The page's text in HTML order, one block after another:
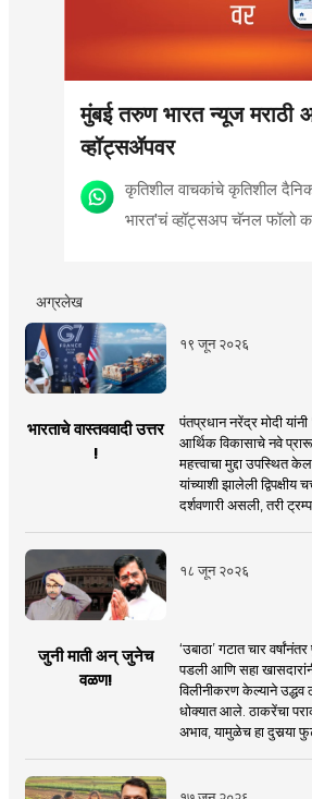
मुंबई तरुण भारत न्यूज मराठी
व्हॉट्सॲपवर
कृतिशील वाचकांचे कृतिशील
भारत'चं व्हॉट्सअप चॅनल फॉलो
अग्रलेख
१९ जून २०२६
भारताचे वास्तववादी उत्तर
!
पंतप्रधान नरेंद्र मोदी
आर्थिक विकासाचे नवे
महत्त्वाचा मुद्दा उपस्थित
यांच्याशी झालेली द्विपक्षीय
दर्शवणारी असली, तरी ट्रम्प ..
१८ जून २०२६
जुनी माती अन् जुनेच
वळण!
‘उबाठा’ गटात चार
पडली आणि सहा
विलीनीकरण केल्याने
धोक्यात आले. ठाकरेंचा
अभाव, यामुळेच हा दुसर्‍या